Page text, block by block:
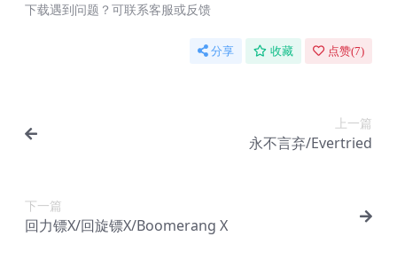
下载遇到问题？可联系客服或反馈
分享 收藏 点赞(7)
上一篇
永不言弃/Evertried
下一篇
回力镖X/回旋镖X/Boomerang X